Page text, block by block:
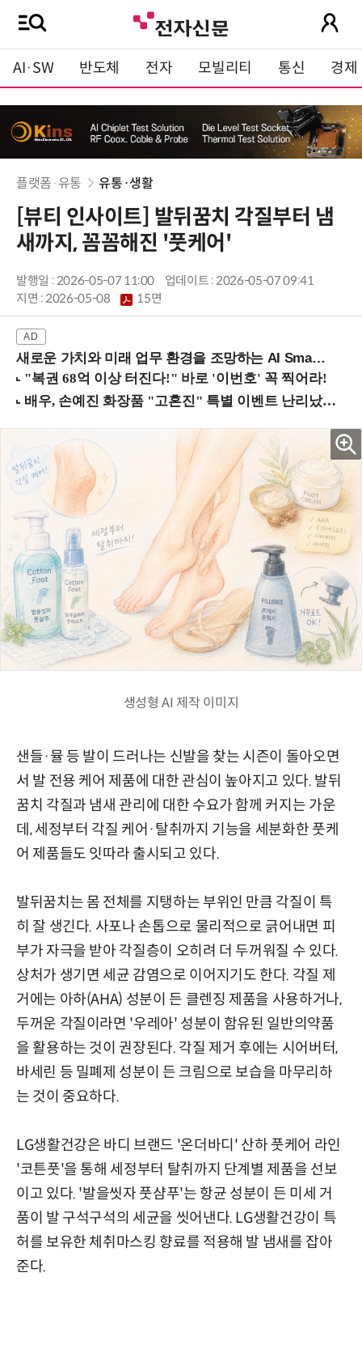
AI·SW 반도체 전자 모빌리티 통신 경제
플랫폼·유통 유통·생활
[뷰티 인사이트] 발뒤꿈치 각질부터 냄
새까지, 꼼꼼해진 '풋케어'
발행일 : 2026-05-07 11:00
업데이트 : 2026-05-07 09:41
지면 :2026-05-08 15면
새로운 가치와 미래 업무 환경을 조망하는 AI Smart Work Summit 2026 (9/11 코엑스)
생성형 AI 제작 이미지
샌들·뮬 등 발이 드러나는 신발을 찾는 시즌이 돌아오면
서 발 전용 케어 제품에 대한 관심이 높아지고 있다. 발뒤
꿈치 각질과 냄새 관리에 대한 수요가 함께 커지는 가운
데, 세정부터 각질 케어·탈취까지 기능을 세분화한 풋케
어 제품들도 잇따라 출시되고 있다.
발뒤꿈치는 몸 전체를 지탱하는 부위인 만큼 각질이 특
히 잘 생긴다. 사포나 손톱으로 물리적으로 긁어내면 피
부가 자극을 받아 각질층이 오히려 더 두꺼워질 수 있다.
상처가 생기면 세균 감염으로 이어지기도 한다. 각질 제
거에는 아하(AHA) 성분이 든 클렌징 제품을 사용하거나,
두꺼운 각질이라면 '우레아' 성분이 함유된 일반의약품
을 활용하는 것이 권장된다. 각질 제거 후에는 시어버터,
바세린 등 밀폐제 성분이 든 크림으로 보습을 마무리하
는 것이 중요하다.
LG생활건강은 바디 브랜드 '온더바디' 산하 풋케어 라인
'코튼풋'을 통해 세정부터 탈취까지 단계별 제품을 선보
이고 있다. '발을씻자 풋샴푸'는 항균 성분이 든 미세 거
품이 발 구석구석의 세균을 씻어낸다. LG생활건강이 특
허를 보유한 체취마스킹 향료를 적용해 발 냄새를 잡아
준다.